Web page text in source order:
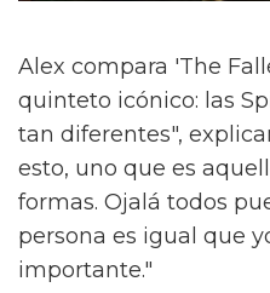
Alex compara 'The
quinteto icónico: las
tan diferentes",
esto, uno que es
formas. Ojalá todos
persona es igual que
importante."